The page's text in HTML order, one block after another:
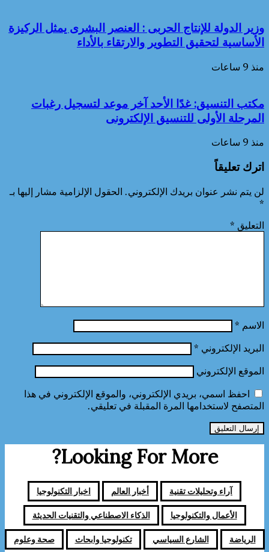
وزير الدولة للإنتاج الحربى : العنصر البشرى يمثل الركيزة
الأساسية لتحقيق التطوير والارتقاء بالأداء
منذ 9 ساعات
مكتب التنسيق: غدًا الأحد آخر موعد لتسجيل رغبات
المرحلة الأولى للتنسيق الإلكترونى
منذ 9 ساعات
اترك تعليقاً
لن يتم نشر عنوان بريدك الإلكتروني. الحقول الإلزامية مشار إليها بـ
*
التعليق *
الاسم *
البريد الإلكتروني *
الموقع الإلكتروني
احفظ اسمي، بريدي الإلكتروني، والموقع الإلكتروني في هذا
المتصفح لاستخدامها المرة المقبلة في تعليقي.
Looking For More?
آراء وتحليلات تقنية أخبار العالم اخبار التكنولوجيا
الأعمال والتكنولوجيا الذكاء الاصطناعي والتقنيات الحديثة
الرياضة الشارع السياسي تكنولوجيا وابحاث صحة وعلوم